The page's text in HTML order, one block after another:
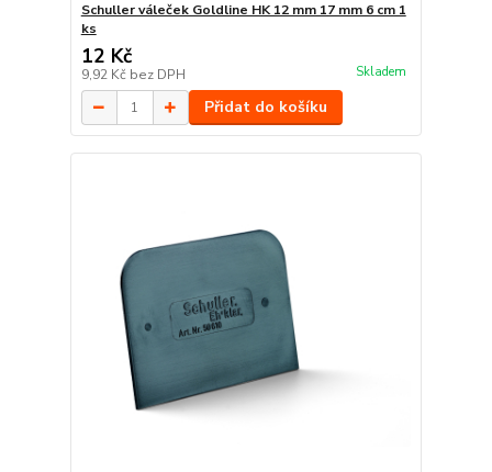
Schuller váleček Goldline HK 12 mm 17 mm 6 cm 1
ks
12 Kč
9,92 Kč bez DPH Skladem
Přidat do košíku